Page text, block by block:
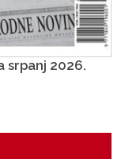
srpanj 2026.